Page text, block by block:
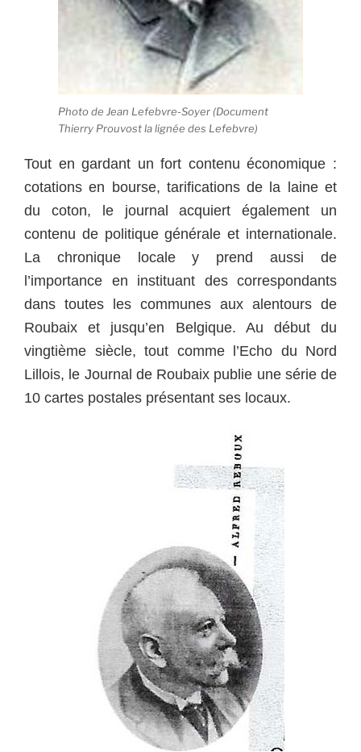
Photo de Jean Lefebvre-Soyer (Document
Thierry Prouvost la lignée des Lefebvre)
Tout en gardant un fort contenu économique :
cotations en bourse, tarifications de la laine et
du coton, le journal acquiert également un
contenu de politique générale et internationale.
La chronique locale y prend aussi de
l’importance en instituant des correspondants
dans toutes les communes aux alentours de
Roubaix et jusqu’en Belgique. Au début du
vingtième siècle, tout comme l’Echo du Nord
Lillois, le Journal de Roubaix publie une série de
10 cartes postales présentant ses locaux.